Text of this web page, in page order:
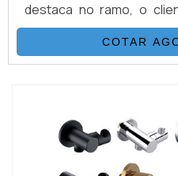
destaca no ramo, o
atendimento de
garantia de adquirir
solucionem qualquer
latão, na Valfluid
cliente obterá excelente
distribuiç...
COTAR